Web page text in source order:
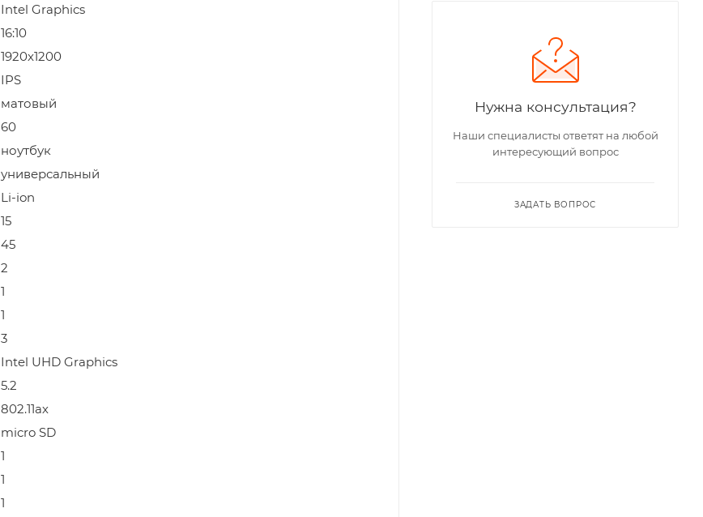
Intel Graphics
16:10
1920x1200
IPS
матовый
60
ноутбук
универсальный
Li-ion
15
45
2
1
1
3
Intel UHD Graphics
5.2
802.11ах
micro SD
1
1
1
Нужна консультация?
Наши специалисты ответят на любой
интересующий вопрос
ЗАДАТЬ ВОПРОС